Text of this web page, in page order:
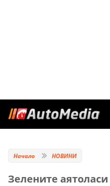
Начало НОВИНИ
Зелените аятоласи